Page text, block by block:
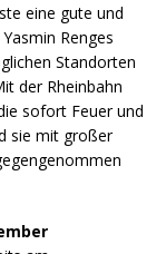
eine gute und
Renges
Standorten
der Rheinbahn
sofort Feuer und
sie mit großer